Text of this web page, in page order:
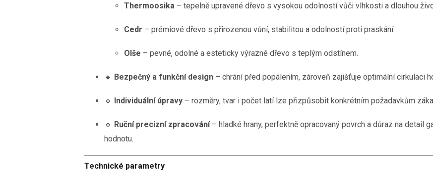
Thermoosika – tepelně upravené dřevo s vysokou odolností vůči vlhkosti a dlouhou
Cedr – prémiové dřevo s přirozenou vůní, stabilitou a odolností proti praskání.
Olše – pevné, odolné a esteticky výrazné dřevo s teplým odstínem.
🔹 Bezpečný a funkční design – chrání před popálením, zároveň zajišťuje optimální cirkulaci
🔹 Individuální úpravy – rozměry, tvar i počet latí lze přizpůsobit konkrétním požadavkům
🔹 Ruční precizní zpracování– hladké hrany, perfektně opracovaný povrch a důraz na detail
hodnotu.
Technické parametry